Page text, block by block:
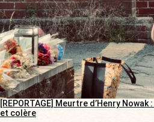
[REPORTAGE] Meurtre d’Henry
et colère